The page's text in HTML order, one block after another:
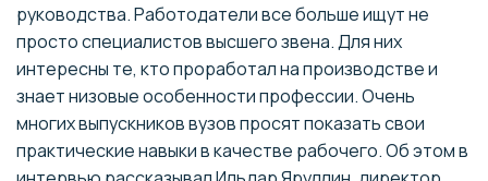
руководства. Работодатели все больше ищут не
просто специалистов высшего звена. Для них
интересны те, кто проработал на производстве и
знает низовые особенности профессии. Очень
многих выпускников вузов просят показать свои
практические навыки в качестве рабочего. Об этом в